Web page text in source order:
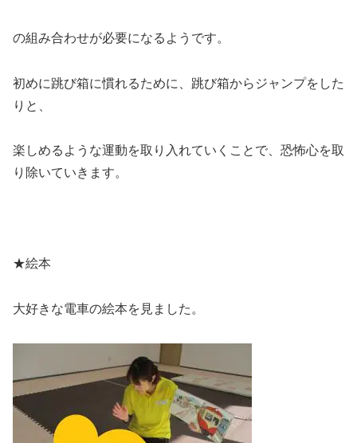
の組み合わせが必要になるようです。
初めに跳び箱に慣れるために、跳び箱からジャンプをした
りと、
楽しめるような運動を取り入れていくことで、恐怖心を取
り除いていきます。
★絵本
大好きな電車の絵本を見ました。